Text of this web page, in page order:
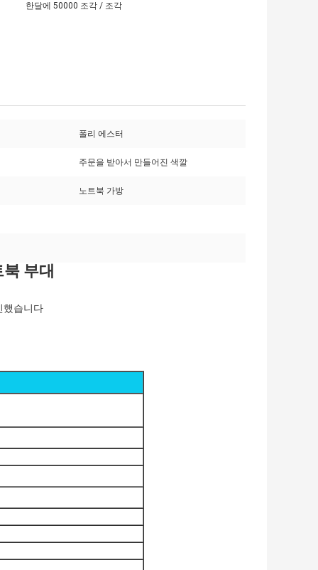
한달에 50000 조각 / 조각
폴리 에스터
주문을 받아서 만들어진 색깔
노트북 가방
부대
했습니다